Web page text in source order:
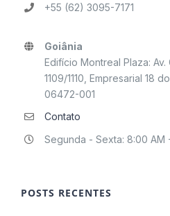
+55 (62) 3095-7171
Goiânia
Edifício Montreal Plaza:
1109/1110, Empresarial 18
06472-001
Contato
Segunda - Sexta: 8:00 AM
POSTS RECENTES